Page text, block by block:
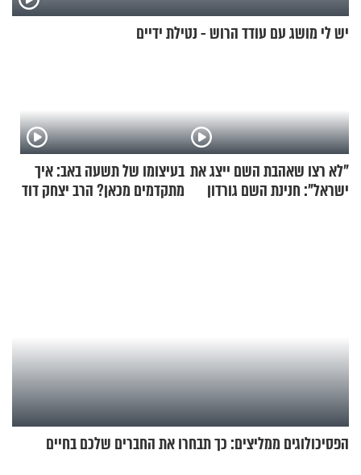
יש לי מושג עם עודד הרוש - נטילת ידיים
"לא רצו שאהבת השם ייצג את
ישראל": חנינת השם גורדון
בעיצומו של תשעה באב: איך
מתקדמים מכאן? הרב יצחק דוד
הפסיכולוגים ממליצים: כך תבחרו את החברים שלכם בחיים